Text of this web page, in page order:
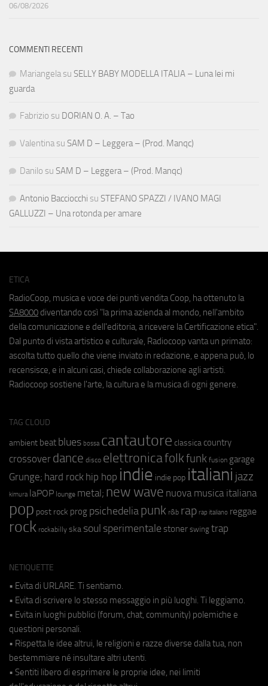
06/08/2026
COMMENTI RECENTI
Mariangela su SELLY BABY MODELLA ITALIA – Luna lei mi
guarda
Fabrizio su DORIAN O. A. – Tao
Valentina su SAM D – Leggera – (Prod. Manqc)
Danilo su SAM D – Leggera – (Prod. Manqc)
Antonio Bacciocchi su STEFANO SPAZZI / IVANO MAGI
GALLUZZI – Una rotonda per amare
ETICA
RadioCoop, musica e voce dei punti vendita Coop, ha ottenuto la
SA8000 diventando così "la prima azienda al mondo, nell'ambito
della comunicazione e dell'editoria, a ricevere la Certificazione etica".
Dal punto di vista artistico e culturale, Radiocoop vanta un primato:
ascolta tutto quello che viene inviato in redazione, e appena può, lo
recensisce, e in alcuni casi, chiede collaborazione agli artisti.
Radiocoop sostiene l'arte, la cultura e la musica di ogni genere.
TAG CLOUD
ambient beat blues bossa cantautore classica country
crossover dance disco elettronicafolkfunk fusion garage
Grunge; hard rock hip hop indie indie pop italiani jazz
kimura laPOP lounge metal; new wave nuova musica italiana
pop post rock prog psichedeliapunk r&b rap rap italiano reggae
rock rockabilly ska soul sperimentale stoner swing trap
NETIQUETTE
• Evita di URLARE. Ti sentiamo.
• Evita di scrivere lo stesso messaggio in più luoghi. Ti leggiamo.
• Evita in luoghi pubblici (forum, chat, community) polemiche e
questioni personali.
• Rispetta le idee altrui, le religioni e razze diverse dalla tua, non
bestemmiare né insultare altri utenti.
• Sentiti libero di esprimere le proprie idee, nei limiti